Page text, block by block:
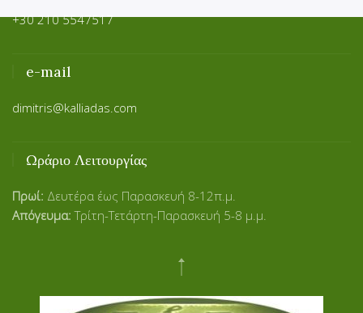
+30 210 5547517
e-mail
dimitris@kalliadas.com
Ωράριο Λειτουργίας
Πρωί: Δευτέρα έως Παρασκευή 8-12π.μ.
Απόγευμα: Τρίτη-Τετάρτη-Παρασκευή 5-8 μ.μ.